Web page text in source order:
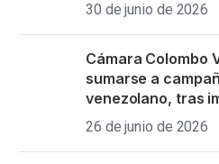
30 de junio de 2026
Cámara Colombo
sumarse a
venezolano, tras
26 de junio de 2026